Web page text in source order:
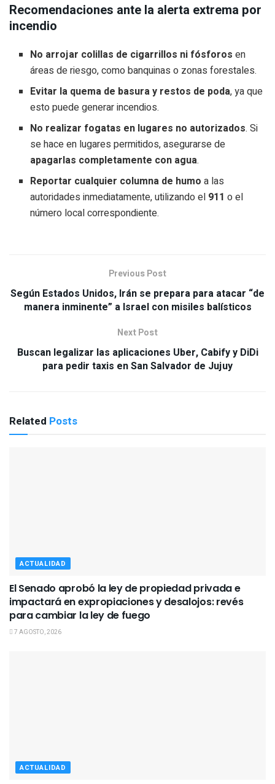
Recomendaciones ante la alerta extrema por
incendio
No arrojar colillas de cigarrillos ni fósforos en
áreas de riesgo, como banquinas o zonas forestales.
Evitar la quema de basura y restos de poda, ya que
esto puede generar incendios.
No realizar fogatas en lugares no autorizados. Si
se hace en lugares permitidos, asegurarse de
apagarlas completamente con agua.
Reportar cualquier columna de humo a las
autoridades inmediatamente, utilizando el 911 o el
número local correspondiente.
Previous Post
Según Estados Unidos, Irán se prepara para atacar “de
manera inminente” a Israel con misiles balísticos
Next Post
Buscan legalizar las aplicaciones Uber, Cabify y DiDi
para pedir taxis en San Salvador de Jujuy
Related Posts
ACTUALIDAD
El Senado aprobó la ley de propiedad privada e
impactará en expropiaciones y desalojos: revés
para cambiar la ley de fuego
7 AGOSTO, 2026
ACTUALIDAD